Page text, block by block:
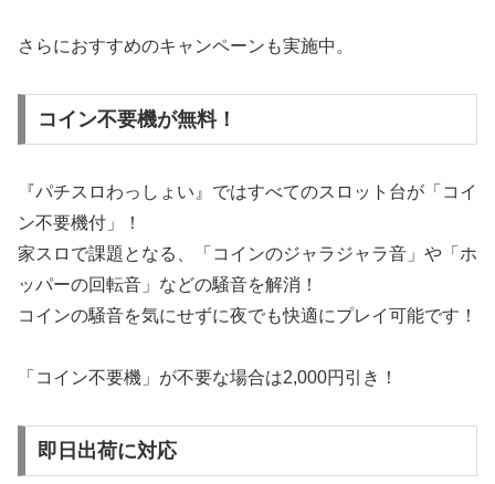
さらにおすすめのキャンペーンも実施中。
コイン不要機が無料！
『パチスロわっしょい』ではすべてのスロット台が「コイ
ン不要機付」！
家スロで課題となる、「コインのジャラジャラ音」や「ホ
ッパーの回転音」などの騒音を解消！
コインの騒音を気にせずに夜でも快適にプレイ可能です！
「コイン不要機」が不要な場合は2,000円引き！
即日出荷に対応